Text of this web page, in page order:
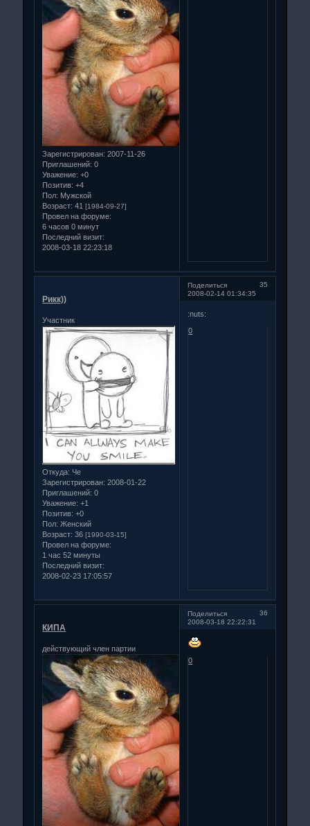
Зарегистрирован: 2007-11-26
Приглашений: 0
Уважение: +0
Позитив: +4
Пол: Мужской
Возраст: 41[1984-09-27]
Провел на форуме:
6 часов 0 минут
Последний визит:
2008-03-18 22:23:18
Поделиться
35
2008-02-14 01:34:35
Рикк))
Участник
Откуда: Че
Зарегистрирован: 2008-01-22
Приглашений: 0
Уважение: +1
Позитив: +0
Пол: Женский
Возраст: 36[1990-03-15]
Провел на форуме:
1 час 52 минуты
Последний визит:
2008-02-23 17:05:57
:nuts:
0
Поделиться
36
2008-03-18 22:22:31
КИПА
действующий член партии
0